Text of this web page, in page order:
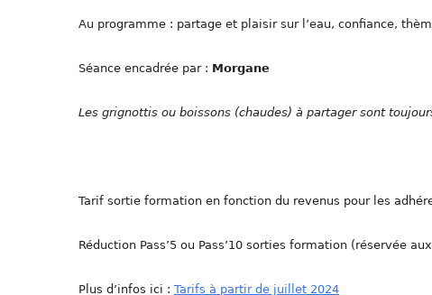
Au programme : partage et plaisir sur l’eau, confiance,
Séance encadrée par : Morgane
Les grignottis ou boissons (chaudes) à partager sont
Tarif sortie formation en fonction du revenus pour les
Réduction Pass’5 ou Pass’10 sorties formation (réservée
Plus d’infos ici : Tarifs à partir de juillet 2024